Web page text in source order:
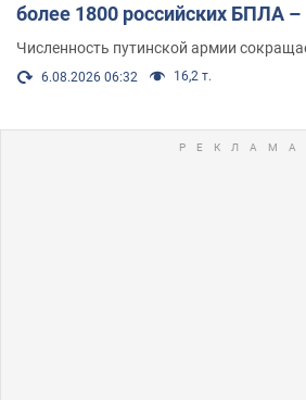
более 1800 российских БПЛА
Численность путинской армии
6.08.2026 06:32 16,2 т.